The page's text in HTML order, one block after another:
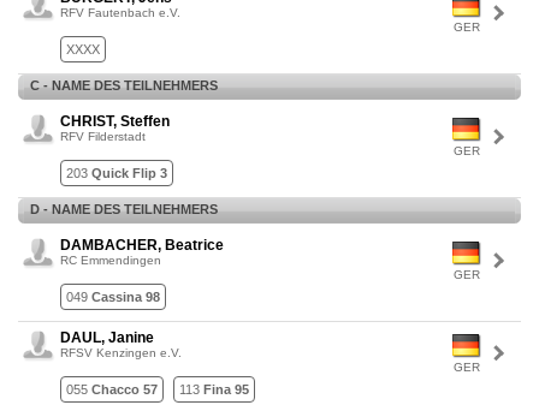
GER
RFV Fautenbach e.V.
XXXX
C - NAME DES TEILNEHMERS
GER
CHRIST, Steffen
RFV Filderstadt
203 Quick Flip 3
D - NAME DES TEILNEHMERS
GER
DAMBACHER, Beatrice
RC Emmendingen
049 Cassina 98
GER
DAUL, Janine
RFSV Kenzingen e.V.
055 Chacco 57 113 Fina 95